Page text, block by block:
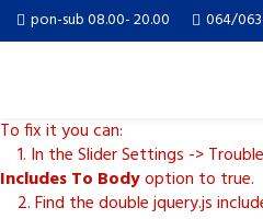
pon-sub 08.00- 20.00 064/
Revolution Slider Error: You have
comes after the revolution files js
To fix it you can:
1. In the Slider Settings ->
Includes To Bodyoption to true.
2. Find the double jquery.js